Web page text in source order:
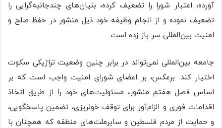
آورده، اعتبار شورا را تضعیف کرده، بنیان‌های چندجانبه‌گرایی را
تضعیف نموده و از انجام وظیفه خود ذیل منشور در حفظ صلح و
امنیت بین‌المللی سر باز زده است.
جامعه بین‌المللی نمی‌تواند در برابر چنین وضعیت تراژیکی سکوت
اختیار کند. برعکس، بر اعضای شورای امنیت واجب است که بر
اساس فصل هفتم منشور، مسئولیت‌های خود را از طریق اتخاذ
اقدامات فوری و الزام‌آور برای توقف خونریزی، تضمین پاسخگویی،
و حمایت از مردم فلسطین و سایرملت‌های منطقه که همچنان با